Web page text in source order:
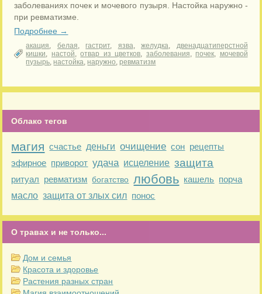
заболеваниях почек и мочевого пузыря. Настойка наружно -
при ревматизме.
Подробнее →
акация, белая, гастрит, язва,желудка, двенадцатиперстной
кишки, настой,отвар из цветков, заболевания, почек, мочевой
пузырь, настойка, наружно,ревматизм
Облако тегов
магия счастье деньги очищение сон рецепты
эфирное приворот удача исцеление защита
ритуал ревматизм богатство любовь кашель порча
масло защита от злых сил понос
О травах и не только...
Дом и семья
Красота и здоровье
Растения разных стран